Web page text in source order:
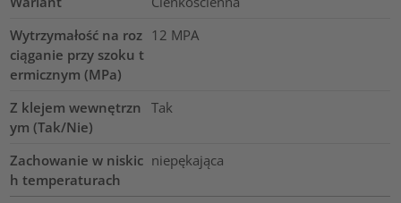
Wytrzymałość na roz
ciąganie przy szoku t
ermicznym (MPa)
12 MPA
Z klejem wewnętrzn
ym (Tak/Nie)
Tak
Zachowanie w niskic
h temperaturach
niepękająca